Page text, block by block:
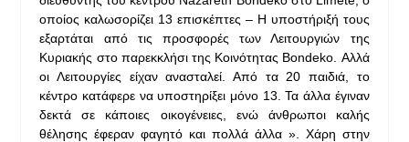
οποίος καλωσορίζει 13 επισκέπτες – Η υποστήριξή τους
εξαρτάται από τις προσφορές των Λειτουργιών της
Κυριακής στο παρεκκλήσι της Κοινότητας Bondeko. Αλλά
οι Λειτουργίες είχαν ανασταλεί. Από τα 20 παιδιά, το
κέντρο κατάφερε να υποστηρίξει μόνο 13. Τα άλλα έγιναν
δεκτά σε κάποιες οικογένειες, ενώ άνθρωποι καλής
θέλησης έφεραν φαγητό και πολλά άλλα ». Χάρη στην